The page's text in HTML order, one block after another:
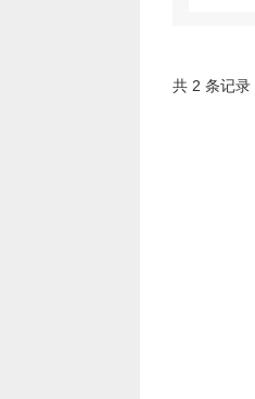
共 2 条记